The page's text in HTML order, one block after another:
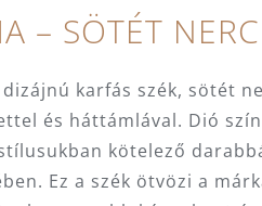
– SÖTÉT
karfás szék, sötét
és háttámlával. Dió
kötelező
Ez a szék ötvözi a